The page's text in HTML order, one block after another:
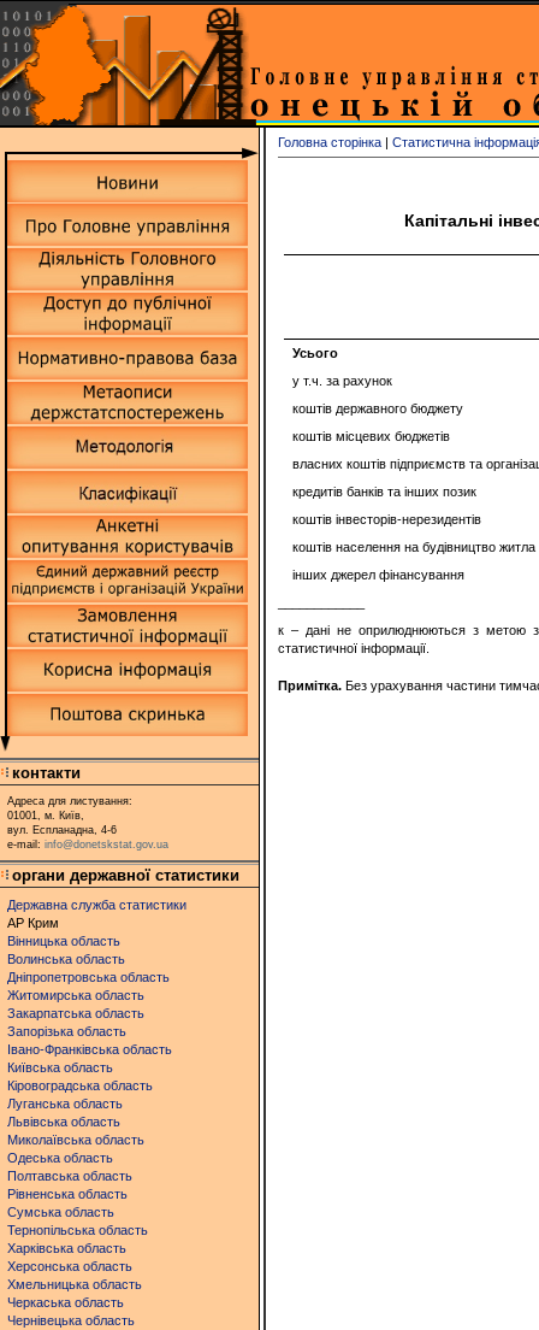
контакти
Адреса для листування:
01001, м. Київ,
вул. Еспланадна, 4-6
e-mail: info@donetskstat.gov.ua
органи державної статистики
Державна служба статистики
АР Крим
Вінницька область
Волинська область
Дніпропетровська область
Житомирська область
Закарпатська область
Запорізька область
Івано-Франківська область
Київська область
Кіровоградська область
Луганська область
Львівська область
Миколаївська область
Одеська область
Полтавська область
Рівненська область
Сумська область
Тернопільська область
Харківська область
Херсонська область
Хмельницька область
Черкаська область
Чернівецька область
Головна сторінка | Статистична
Капітальні
Усього
у т.ч. за рахунок
коштів державного бюджету
коштів місцевих бюджетів
власних коштів підприємств та
кредитів банків та інших позик
коштів інвесторів-нерезидентів
коштів населення на будівництво житла
інших джерел фінансування
к – дані не оприлюднюються з метою
статистичної інформації.
Примітка. Без урахування частини